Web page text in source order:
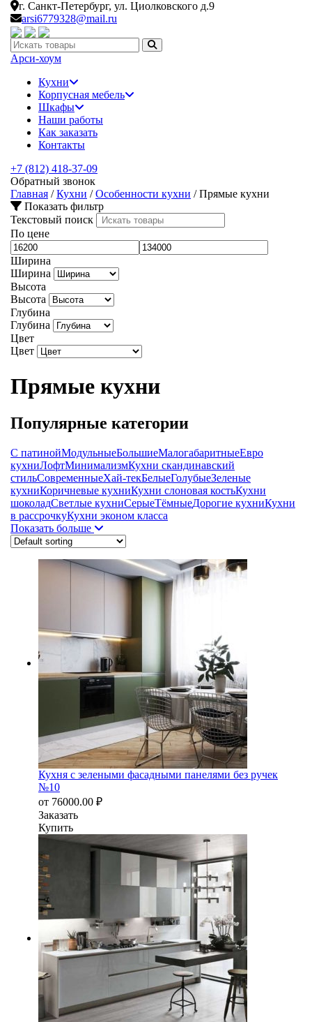
г. Санкт-Петербург, ул. Циолковского д.9
arsi6779328@mail.ru
Искать:
Арси-хоум
Кухни
Корпусная мебель
Шкафы
Наши работы
Как заказать
Контакты
+7 (812) 418-37-09
Обратный звонок
Главная /Кухни /Особенности кухни /Прямые кухни
Показать фильтр
Текстовый поиск
По цене
Ширина
Ширина
Высота
Высота
Глубина
Глубина
Цвет
Цвет
Прямые кухни
Популярные категории
С патинойМодульныеБольшиеМалогабаритныеЕвро
кухниЛофтМинимализмКухни скандинавский
стильСовременныеХай-текБелыеГолубыеЗеленые
кухниКоричневые кухниКухни слоновая костьКухни
шоколадСветлые кухниСерыеТёмныеДорогие кухниКухни
в рассрочкуКухни эконом класса
Показать больше
Кухня с зелеными фасадными панелями без ручек
№10
от 76000.00 ₽
Заказать
Купить